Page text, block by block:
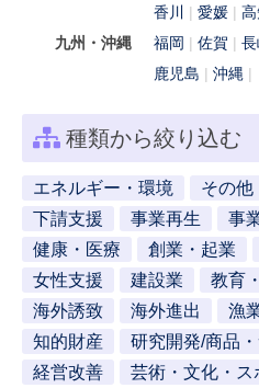
香川
愛媛
九州・沖縄
福岡 佐賀
鹿児島
沖縄
種類から絞り込む
エネルギー・環境 その他
下請支援
事業再生 事
健康・医療
創業・起業
女性支援
建設業 教育
海外誘致
海外進出 漁
知的財産
研究開発/商品
経営改善
芸術・文化・ス